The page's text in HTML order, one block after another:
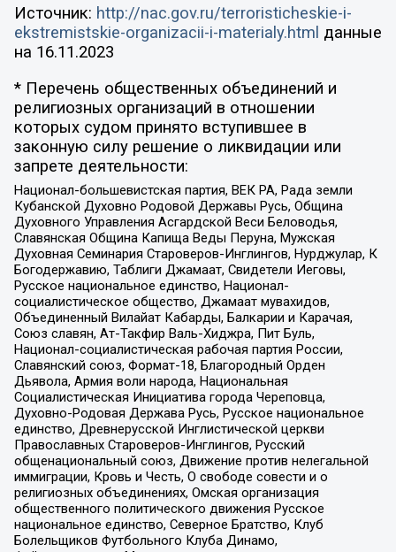
Источник: http://nac.gov.ru/terroristicheskie-i-
ekstremistskie-organizacii-i-materialy.html данные
на 16.11.2023
* Перечень общественных объединений и
религиозных организаций в отношении
которых судом принято вступившее в
законную силу решение о ликвидации или
запрете деятельности:
Национал-большевистская партия, ВЕК РА, Рада земли
Кубанской Духовно Родовой Державы Русь, Община
Духовного Управления Асгардской Веси Беловодья,
Славянская Община Капища Веды Перуна, Мужская
Духовная Семинария Староверов-Инглингов, Нурджулар, К
Богодержавию, Таблиги Джамаат, Свидетели Иеговы,
Русское национальное единство, Национал-
социалистическое общество, Джамаат мувахидов,
Объединенный Вилайат Кабарды, Балкарии и Карачая,
Союз славян, Ат-Такфир Валь-Хиджра, Пит Буль,
Национал-социалистическая рабочая партия России,
Славянский союз, Формат-18, Благородный Орден
Дьявола, Армия воли народа, Национальная
Социалистическая Инициатива города Череповца,
Духовно-Родовая Держава Русь, Русское национальное
единство, Древнерусской Инглистической церкви
Православных Староверов-Инглингов, Русский
общенациональный союз, Движение против нелегальной
иммиграции, Кровь и Честь, О свободе совести и о
религиозных объединениях, Омская организация
общественного политического движения Русское
национальное единство, Северное Братство, Клуб
Болельщиков Футбольного Клуба Динамо,